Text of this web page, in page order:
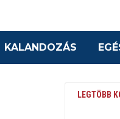
KALANDOZÁS
LEGTÖBB